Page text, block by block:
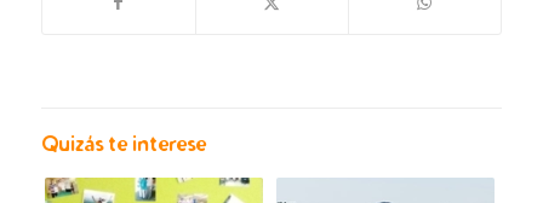
Quizás te interese